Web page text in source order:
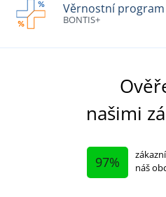
Věrnostní program
BONTIS+
našimi
97%
náš